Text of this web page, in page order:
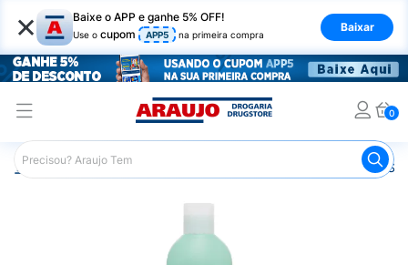
× Baixe o APP e ganhe 5% OFF!
Use o cupom APP5 na primeira compra
Baixar
0
Araujo Infantil Shampoo Infantil